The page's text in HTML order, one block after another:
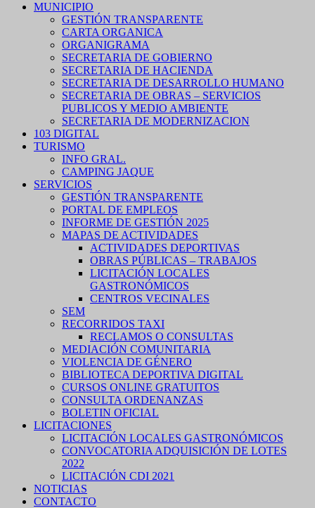
MUNICIPIO
GESTIÓN TRANSPARENTE
CARTA ORGANICA
ORGANIGRAMA
SECRETARIA DE GOBIERNO
SECRETARIA DE HACIENDA
SECRETARIA DE DESARROLLO HUMANO
SECRETARIA DE OBRAS – SERVICIOS
PUBLICOS Y MEDIO AMBIENTE
SECRETARIA DE MODERNIZACION
103 DIGITAL
TURISMO
INFO GRAL.
CAMPING JAQUE
SERVICIOS
GESTIÓN TRANSPARENTE
PORTAL DE EMPLEOS
INFORME DE GESTIÓN 2025
MAPAS DE ACTIVIDADES
ACTIVIDADES DEPORTIVAS
OBRAS PÚBLICAS – TRABAJOS
LICITACIÓN LOCALES
GASTRONÓMICOS
CENTROS VECINALES
SEM
RECORRIDOS TAXI
RECLAMOS O CONSULTAS
MEDIACIÓN COMUNITARIA
VIOLENCIA DE GÉNERO
BIBLIOTECA DEPORTIVA DIGITAL
CURSOS ONLINE GRATUITOS
CONSULTA ORDENANZAS
BOLETIN OFICIAL
LICITACIONES
LICITACIÓN LOCALES GASTRONÓMICOS
CONVOCATORIA ADQUISICIÓN DE LOTES
2022
LICITACIÓN CDI 2021
NOTICIAS
CONTACTO